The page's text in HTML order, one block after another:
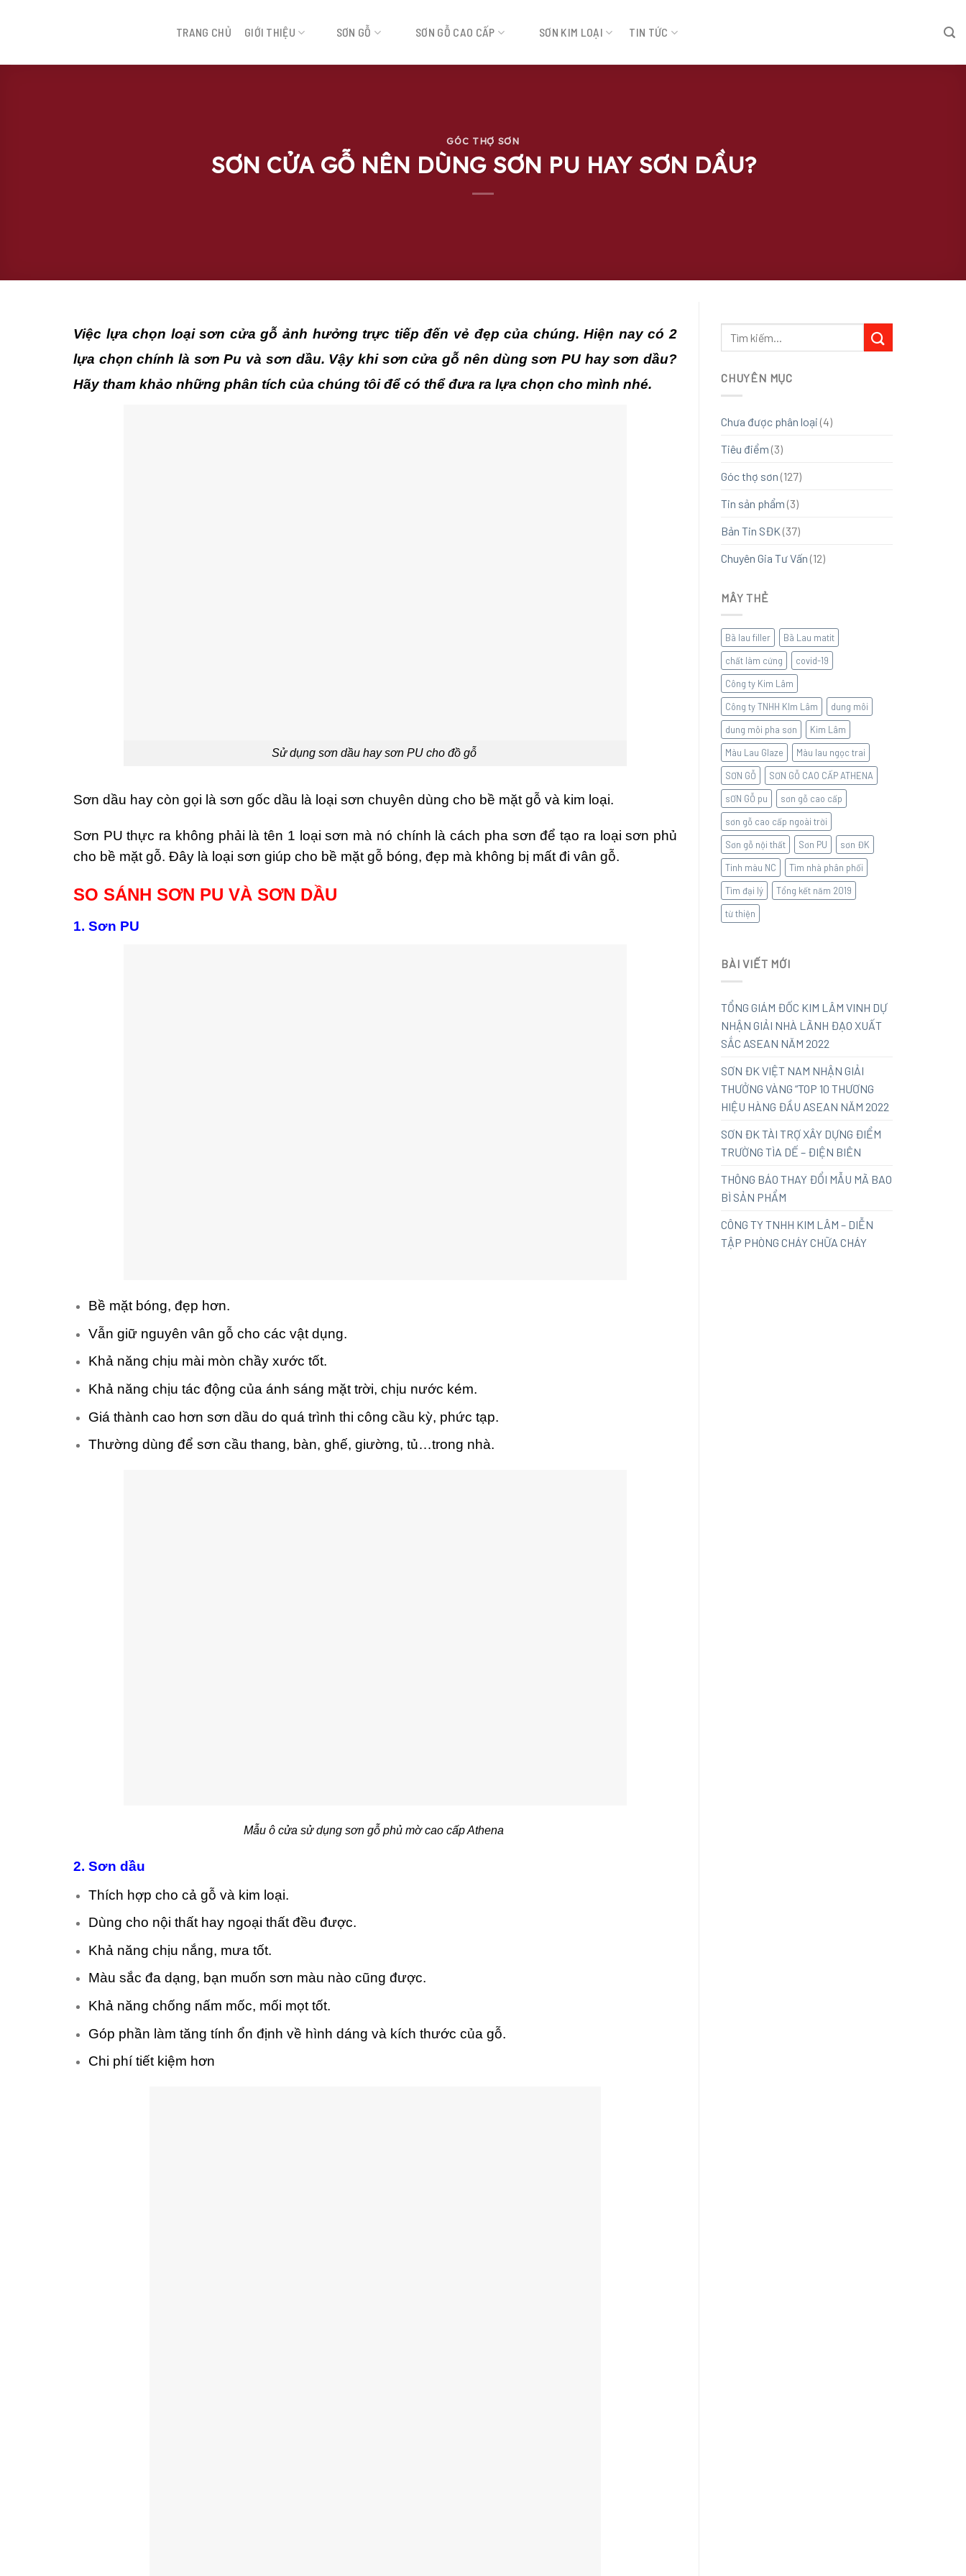
nội
TRANG CHỦ GIỚI THIỆU SƠN GỖ SƠN GỖ CAO CẤP SƠN KIM LOẠI TIN TỨC
GÓC THỢ SƠN
SƠN CỬA GỖ NÊN DÙNG SƠN PU HAY SƠN DẦU?
Việc lựa chọn loại sơn cửa gỗ ảnh hưởng trực tiếp đến vẻ đẹp của chúng. Hiện nay có 2
lựa chọn chính là sơn Pu và sơn dầu. Vậy khi sơn cửa gỗ nên dùng sơn PU hay sơn dầu?
Hãy tham khảo những phân tích của chúng tôi để có thể đưa ra lựa chọn cho mình nhé.
Sử dụng sơn dầu hay sơn PU cho đồ gỗ
Sơn dầu hay còn gọi là sơn gốc dầu là loại sơn chuyên dùng cho bề mặt gỗ và kim loại.
Sơn PU thực ra không phải là tên 1 loại sơn mà nó chính là cách pha sơn để tạo ra loại sơn phủ
cho bề mặt gỗ. Đây là loại sơn giúp cho bề mặt gỗ bóng, đẹp mà không bị mất đi vân gỗ.
SO SÁNH SƠN PU VÀ SƠN DẦU
1. Sơn PU
Bề mặt bóng, đẹp hơn.
Vẫn giữ nguyên vân gỗ cho các vật dụng.
Khả năng chịu mài mòn chầy xước tốt.
Khả năng chịu tác động của ánh sáng mặt trời, chịu nước kém.
Giá thành cao hơn sơn dầu do quá trình thi công cầu kỳ, phức tạp.
Thường dùng để sơn cầu thang, bàn, ghế, giường, tủ…trong nhà.
Mẫu ô cửa sử dụng sơn gỗ phủ mờ cao cấp Athena
2. Sơn dầu
Thích hợp cho cả gỗ và kim loại.
Dùng cho nội thất hay ngoại thất đều được.
Khả năng chịu nắng, mưa tốt.
Màu sắc đa dạng, bạn muốn sơn màu nào cũng được.
Khả năng chống nấm mốc, mối mọt tốt.
Góp phần làm tăng tính ổn định về hình dáng và kích thước của gỗ.
Chi phí tiết kiệm hơn
CHUYÊN MỤC
Chưa được phân loại (4)
Tiêu điểm (3)
Góc thợ sơn (127)
Tin sản phẩm (3)
Bản Tin SĐK (37)
Chuyên Gia Tư Vấn (12)
MÂY THẺ
Bã lau filler
Bã Lau matit
chất làm cứng
covid-19
Công ty Kim Lâm
Công ty TNHH KIm Lâm
dung môi
dung môi pha sơn
Kim Lâm
Màu Lau Glaze
Màu lau ngọc trai
SƠN GỖ
SƠN GỖ CAO CẤP ATHENA
sƠN GỖ pu
sơn gỗ cao cấp
sơn gỗ cao cấp ngoài trời
Sơn gỗ nội thất
Sơn PU
sơn ĐK
Tinh màu NC
Tìm nhà phân phối
Tìm đại lý
Tổng kết năm 2019
từ thiện
BÀI VIẾT MỚI
TỔNG GIÁM ĐỐC KIM LÂM VINH DỰ
NHẬN GIẢI NHÀ LÃNH ĐẠO XUẤT
SẮC ASEAN NĂM 2022
SƠN ĐK VIỆT NAM NHẬN GIẢI
THƯỞNG VÀNG “TOP 10 THƯƠNG
HIỆU HÀNG ĐẦU ASEAN NĂM 2022
SƠN ĐK TÀI TRỢ XÂY DỰNG ĐIỂM
TRƯỜNG TÌA DẾ – ĐIỆN BIÊN
THÔNG BÁO THAY ĐỔI MẪU MÃ BAO
BÌ SẢN PHẨM
CÔNG TY TNHH KIM LÂM – DIỄN
TẬP PHÒNG CHÁY CHỮA CHÁY